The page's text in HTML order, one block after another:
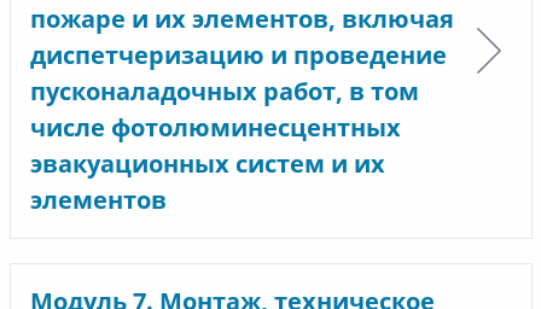
пожаре и их элементов, включая
диспетчеризацию и проведение
пусконаладочных работ, в том
числе фотолюминесцентных
эвакуационных систем и их
элементов
Модуль 7. Монтаж, техническое